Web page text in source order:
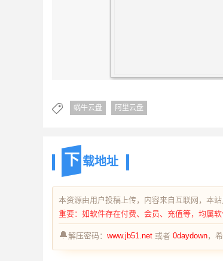
蜗牛云盘 阿里云盘
下 载地址
本资源由用户投稿上传，内容来自互联网，本
重要：如软件存在付费、会员、充值等，均属
🔔解压密码： www.jb51.net 或者 0daydown，